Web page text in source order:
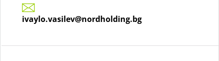
ivaylo.vasilev@nordholding.bg